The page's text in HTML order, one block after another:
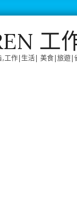
工
,工作|生活| 美食|旅遊|